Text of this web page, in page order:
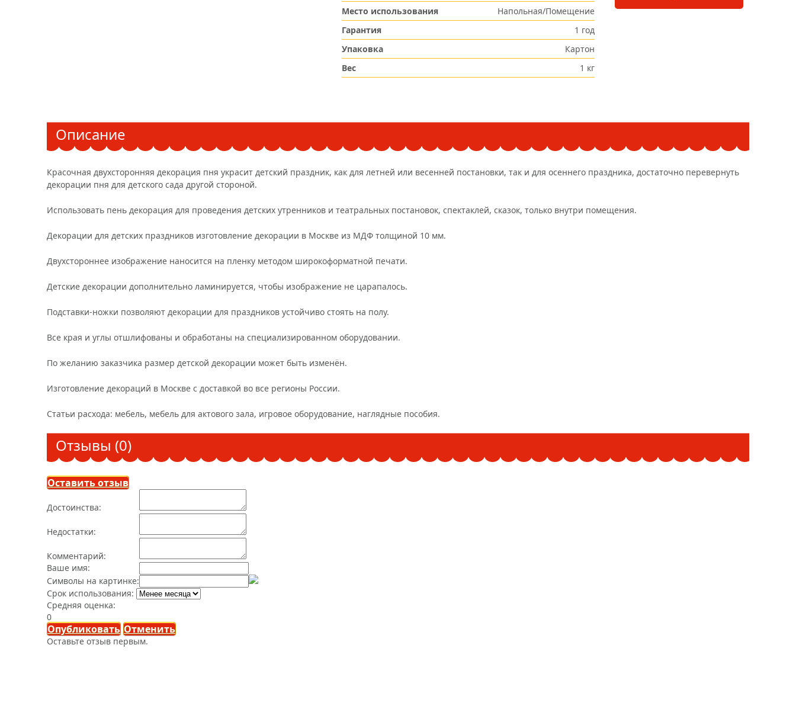
Место использования
Напольная/Помещение
Гарантия
1 год
Упаковка
Картон
Вес
1 кг
Описание
Красочная двухсторонняя декорация пня украсит детский праздник, как для летней или весенней постановки, так и для осеннего праздника, достаточно перевернуть
декорации пня для детского сада другой стороной.
Использовать пень декорация для проведения детских утренников и театральных постановок, спектаклей, сказок, только внутри помещения.
Декорации для детских праздников изготовление декорации в Москве из МДФ толщиной 10 мм.
Двухстороннее изображение наносится на пленку методом широкоформатной печати.
Детские декорации дополнительно ламинируется, чтобы изображение не царапалось.
Подставки-ножки позволяют декорации для праздников устойчиво стоять на полу.
Все края и углы отшлифованы и обработаны на специализированном оборудовании.
По желанию заказчика размер детской декорации может быть изменён.
Изготовление декораций в Москве с доставкой во все регионы России.
Статьи расхода: мебель, мебель для актового зала, игровое оборудование, наглядные пособия.
Отзывы (0)
Оставить отзыв
Достоинства:
Недостатки:
Комментарий:
Ваше имя:
Символы на картинке:
Срок использования:
Средняя оценка:
0
Опубликовать Отменить
Оставьте отзыв первым.